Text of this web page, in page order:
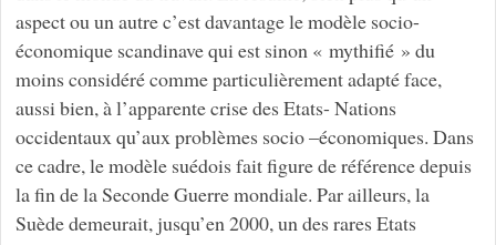
aspect ou un autre c’est davantage le modèle socio-
économique scandinave qui est sinon « mythifié » du
moins considéré comme particulièrement adapté face,
aussi bien, à l’apparente crise des Etats- Nations
occidentaux qu’aux problèmes socio –économiques. Dans
ce cadre, le modèle suédois fait figure de référence depuis
la fin de la Seconde Guerre mondiale. Par ailleurs, la
Suède demeurait, jusqu’en 2000, un des rares Etats